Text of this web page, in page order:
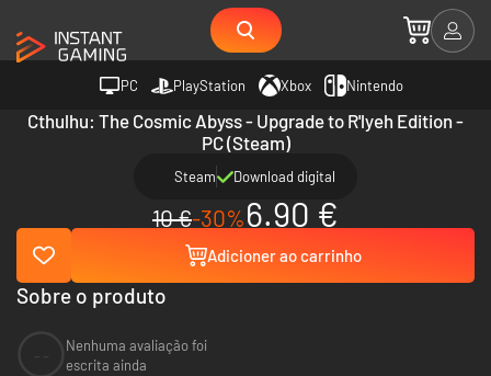
PC PlayStation Xbox Nintendo
Cthulhu: The Cosmic Abyss - Upgrade to R'lyeh Edition -
PC (Steam)
Steam Download digital
10 €-30%6.90 €
Adicioner ao carrinho
Sobre o produto
Nenhuma avaliação foi
escrita ainda